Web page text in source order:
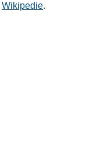
Wikipedie.